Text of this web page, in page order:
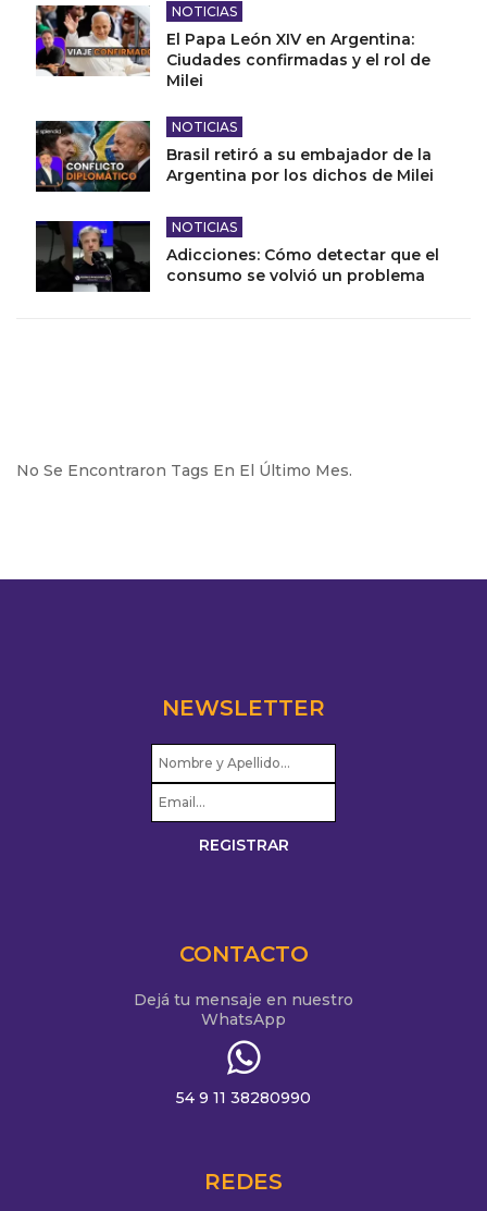
NOTICIAS
El Papa León XIV en Argentina:
Ciudades confirmadas y el rol de
Milei
NOTICIAS
Brasil retiró a su embajador de la
Argentina por los dichos de Milei
NOTICIAS
Adicciones: Cómo detectar que el
consumo se volvió un problema
No Se Encontraron Tags En El Último Mes.
NEWSLETTER
CONTACTO
Dejá tu mensaje en nuestro
WhatsApp
54 9 11 38280990
REDES